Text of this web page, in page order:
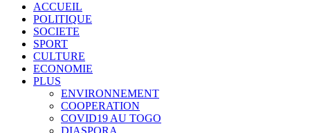
ACCUEIL
POLITIQUE
SOCIETE
SPORT
CULTURE
ECONOMIE
PLUS
ENVIRONNEMENT
COOPERATION
COVID19 AU TOGO
DIASPORA